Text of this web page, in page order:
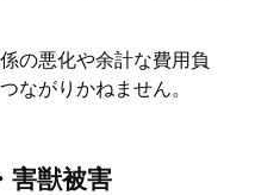
の悪化や余計な費用負
ながりかねません。
害獣被害